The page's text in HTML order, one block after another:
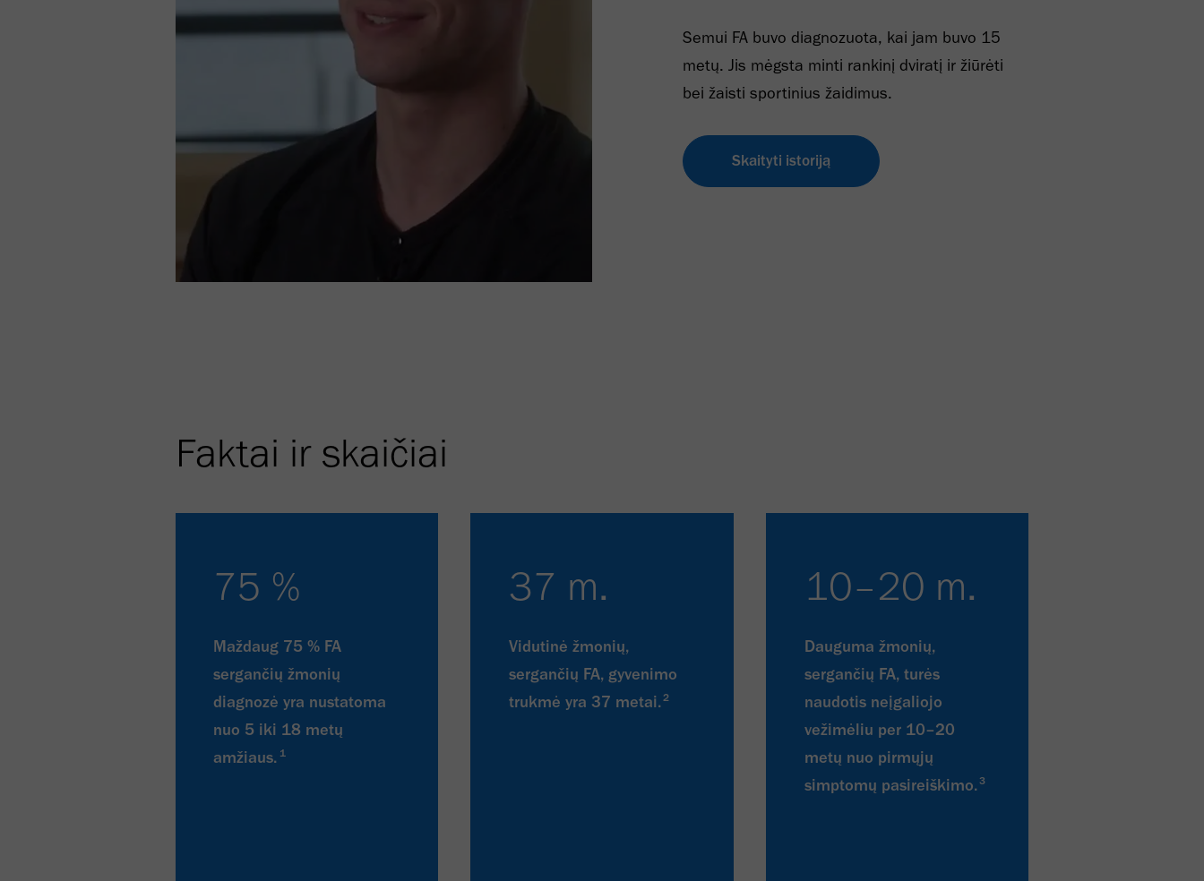
Semui FA buvo diagnozuota, kai jam buvo 15
metų. Jis mėgsta minti rankinį dviratį ir žiūrėti
bei žaisti sportinius žaidimus.
Skaityti istoriją
Faktai ir skaičiai
75 %
Maždaug 75 % FA
sergančių žmonių
diagnozė yra nustatoma
nuo 5 iki 18 metų
amžiaus. 1
37 m.
Vidutinė žmonių,
sergančių FA, gyvenimo
trukmė yra 37 metai.2
10–20 m.
Dauguma žmonių,
sergančių FA, turės
naudotis neįgaliojo
vežimėliu per 10–20
metų nuo pirmųjų
simptomų pasireiškimo.3